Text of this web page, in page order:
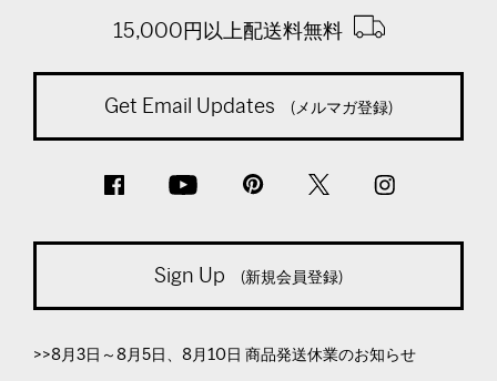
15,000円以上配送料無料
Get Email Updates (メルマガ登録)
Sign Up (新規会員登録)
>>8月3日～8月5日、8月10日 商品発送休業のお知らせ